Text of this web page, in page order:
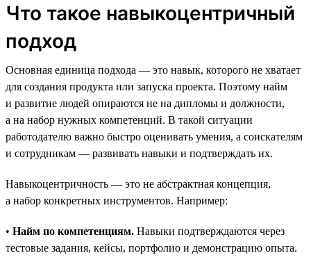
Что такое навыкоцентричный
подход
Основная единица подхода — это навык, которого не хватает
для создания продукта или запуска проекта. Поэтому найм
и развитие людей опираются не на дипломы и должности,
а на набор нужных компетенций. В такой ситуации
работодателю важно быстро оценивать умения, а соискателям
и сотрудникам — развивать навыки и подтверждать их.
Навыкоцентричность — это не абстрактная концепция,
а набор конкретных инструментов. Например:
• Найм по компетенциям. Навыки подтверждаются через
тестовые задания, кейсы, портфолио и демонстрацию опыта.